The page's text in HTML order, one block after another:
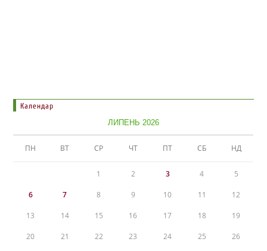
Календар
ЛИПЕНЬ 2026
ПН ВТ СР ЧТ ПТ СБ НД
1 2 3 4 5
6 7 8 9 10 11 12
13 14 15 16 17 18 19
20 21 22 23 24 25 26